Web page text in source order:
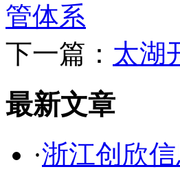
管体系
下一篇： 太湖
最新文章
·浙江创欣